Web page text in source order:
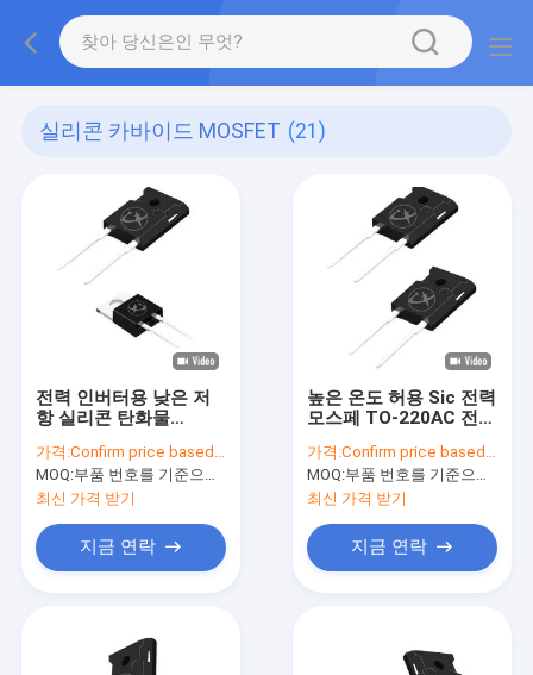
실리콘 카바이드 MOSFET (21)
전력 인버터용 낮은 저
항 실리콘 탄화물
가격:Confirm price based on part number
MOQ:부품 번호를 기준으로 수량 확인
최신 가격 받기
지금 연락
높은 온도 허용 Sic 전력
모스페 TO-220AC 전력
가격:Confirm price based on part number
MOQ:부품 번호를 기준으로 수량 확인
최신 가격 받기
지금 연락